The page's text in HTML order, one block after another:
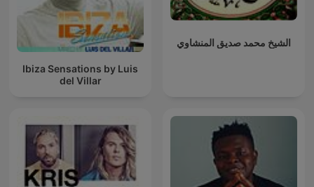
Ibiza Sensations by Luis
del Villar
الشيخ محمد صديق المنشاوي